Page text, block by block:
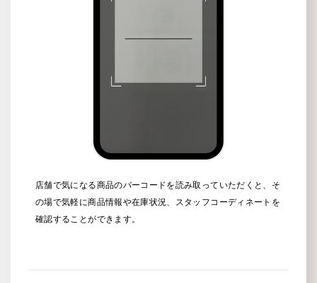
店舗で気になる商品のバーコードを読み取っていただくと、そ
の場で気軽に商品情報や在庫状況、スタッフコーディネートを
確認することができます。